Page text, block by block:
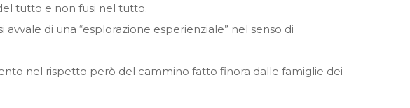
tutto e non fusi nel tutto.
di una “esplorazione esperienziale” nel senso di
nel rispetto però del cammino fatto finora dalle famiglie dei